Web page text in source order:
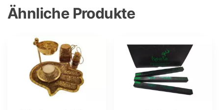
Ähnliche Produkte